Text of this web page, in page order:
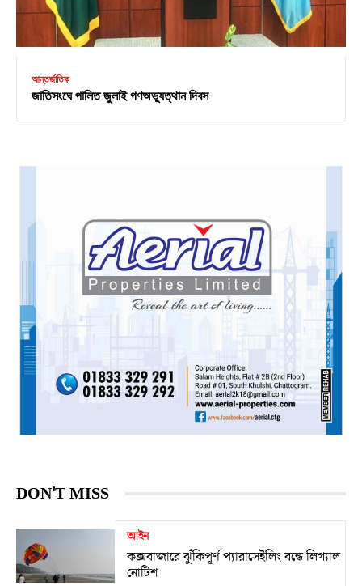
আন্তর্জাতিক
জাতিসংঘে পালিত জুলাই গণঅভ্যুত্থান দিবস
DON'T MISS
আইন
কক্সবাজারে ঝুঁকিপূর্ণ প্যারাসেইলিং বন্ধে লিগ্যাল
নোটিশ